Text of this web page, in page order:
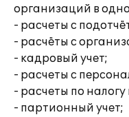
организаций в
- расчеты с
- расчёты с
- кадровый учет;
- расчеты с
- расчеты по
- партионный учет;